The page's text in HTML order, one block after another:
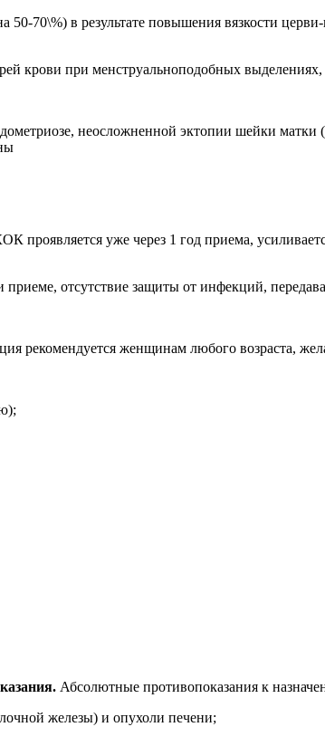
70\%) в результате повышения вязкости
крови при менструальноподобных
неосложненной эктопии шейки
уже через 1 год приема,
приеме, отсутствие защиты от инфекций,
рекомендуется женщинам любого возраста,
Абсолютные противопоказания к
железы) и опухоли печени;